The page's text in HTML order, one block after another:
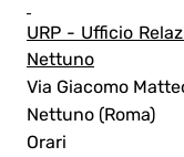
URP - Ufficio
Nettuno
Via Giacomo
Nettuno (Roma)
Orari